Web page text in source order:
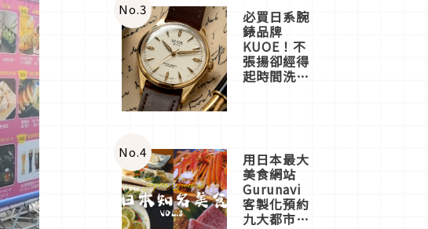
No.3 必買日系腕
錶品牌
KUOE！不
張揚卻經得
起時間洗鍊
No.4 用日本最大
美食網站
Gurunavi
客製化預約
九大都市餐